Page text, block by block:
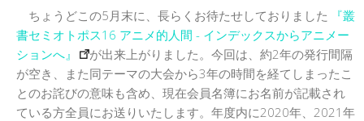
ちょうどこの5月末に、長らくお待たせしておりました
『叢
書セミオトポス16 アニメ的人間 - インデックスからアニメー
ションへ』
が出来上がりました。今回は、約2年の発行間隔
が空き、また同テーマの大会から3年の時間を経てしまったこ
とのお詫びの意味も含め、現在会員名簿にお名前が記載され
ている方全員にお送りいたします。年度内に2020年、2021年